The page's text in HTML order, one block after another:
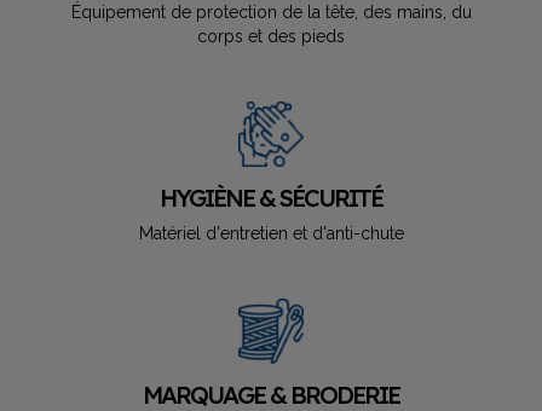
Équipement de protection de la tête, des mains, du
corps et des pieds
HYGIÈNE & SÉCURITÉ
Matériel d'entretien et d'anti-chute
MARQUAGE & BRODERIE